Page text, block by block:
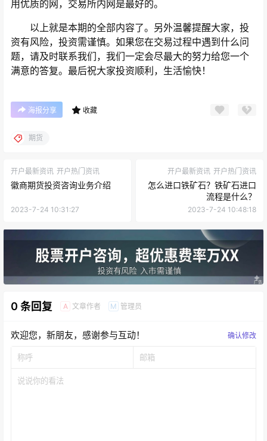
用优质的网，交易所内网是最好的。
以上就是本期的全部内容了。另外温馨提醒大家，投
资有风险，投资需谨慎。如果您在交易过程中遇到什么问
题，请及时联系我们，我们一定会尽最大的努力给您一个
满意的答复。最后祝大家投资顺利，生活愉快！
海报分享 收藏
期货
开户最新资讯 开户热门资讯
徽商期货投资咨询业务介绍
2023-7-24 10:31:27
开户最新资讯 开户热门资讯
怎么进口铁矿石？铁矿石进口
流程是什么？
2023-7-24 10:48:18
0 条回复 A 文章作者 M 管理员
欢迎您，新朋友，感谢参与互动！ 确认修改